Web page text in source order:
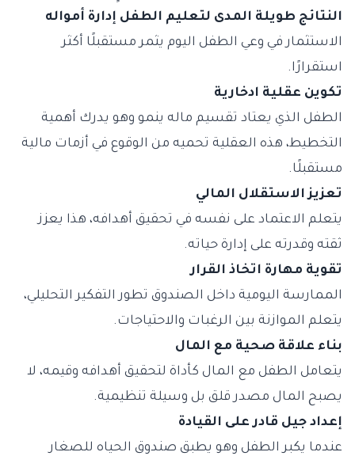
النتائج طويلة المدى لتعليم الطفل إدارة أمواله
الاستثمار في وعي الطفل اليوم يثمر مستقبلًا أكثر
استقرارًا.
تكوين عقلية ادخارية
الطفل الذي يعتاد تقسيم ماله ينمو وهو يدرك أهمية
التخطيط، هذه العقلية تحميه من الوقوع في أزمات مالية
مستقبلًا.
تعزيز الاستقلال المالي
يتعلم الاعتماد على نفسه في تحقيق أهدافه، هذا يعزز
ثقته وقدرته على إدارة حياته.
تقوية مهارة اتخاذ القرار
الممارسة اليومية داخل الصندوق تطور التفكير التحليلي،
يتعلم الموازنة بين الرغبات والاحتياجات.
بناء علاقة صحية مع المال
يتعامل الطفل مع المال كأداة لتحقيق أهدافه وقيمه، لا
يصبح المال مصدر قلق بل وسيلة تنظيمية.
إعداد جيل قادر على القيادة
عندما يكبر الطفل وهو يطبق صندوق الحياه للصغار